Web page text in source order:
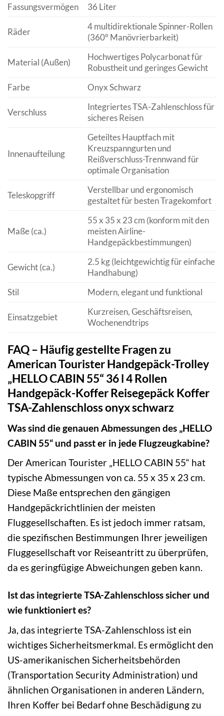
Fassungsvermögen
36 Liter
Räder
4 multidirektionale Spinner-Rollen
(360° Manövrierbarkeit)
Material (Außen)
Hochwertiges Polycarbonat für
Robustheit und geringes Gewicht
Farbe
Onyx Schwarz
Verschluss
Integriertes TSA-Zahlenschloss für
sicheres Reisen
Innenaufteilung
Geteiltes Hauptfach mit
Kreuzspanngurten und
Reißverschluss-Trennwand für
optimale Organisation
Teleskopgriff
Verstellbar und ergonomisch
gestaltet für besten Tragekomfort
Maße (ca.)
55 x 35 x 23 cm (konform mit den
meisten Airline-
Handgepäckbestimmungen)
Gewicht (ca.)
2.5 kg (leichtgewichtig für einfache
Handhabung)
Stil
Modern, elegant und funktional
Einsatzgebiet
Kurzreisen, Geschäftsreisen,
Wochenendtrips
FAQ – Häufig gestellte Fragen zu
American Tourister Handgepäck-Trolley
„HELLO CABIN 55“ 36 l 4 Rollen
Handgepäck-Koffer Reisegepäck Koffer
TSA-Zahlenschloss onyx schwarz
Was sind die genauen Abmessungen des „HELLO
CABIN 55“ und passt er in jede Flugzeugkabine?
Der American Tourister „HELLO CABIN 55“ hat
typische Abmessungen von ca. 55 x 35 x 23 cm.
Diese Maße entsprechen den gängigen
Handgepäckrichtlinien der meisten
Fluggesellschaften. Es ist jedoch immer ratsam,
die spezifischen Bestimmungen Ihrer jeweiligen
Fluggesellschaft vor Reiseantritt zu überprüfen,
da es geringfügige Abweichungen geben kann.
Ist das integrierte TSA-Zahlenschloss sicher und
wie funktioniert es?
Ja, das integrierte TSA-Zahlenschloss ist ein
wichtiges Sicherheitsmerkmal. Es ermöglicht den
US-amerikanischen Sicherheitsbehörden
(Transportation Security Administration) und
ähnlichen Organisationen in anderen Ländern,
Ihren Koffer bei Bedarf ohne Beschädigung zu